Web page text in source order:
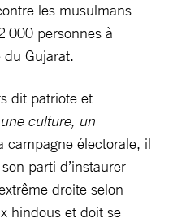
les musulmans
000 personnes à
Gujarat.
dit patriote et
culture, un
campagne électorale, il
parti d’instaurer
droite selon
hindous et doit se